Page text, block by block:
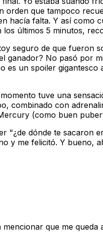
que tampoco
hacía falta. Y así como
últimos 5 minutos,
seguro de que fueron
ganador? No pasó por
un spoiler gigantesco
tuve una
combinado con
(como buen
"¿de dónde te sacaron
y me felicitó. Y bueno,
que me queda